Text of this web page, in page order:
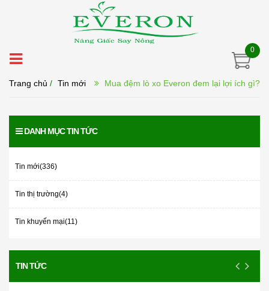
0
Trang chủ / Tin mới Mua đệm lò xo Everon đem lại lợi ích gì?
DANH MỤC TIN TỨC
Tin mới(336)
Tin thị trường(4)
Tin khuyến mại(11)
TIN TỨC